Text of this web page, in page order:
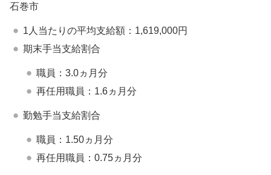
石巻市
1人当たりの平均支給額：1,619,000円
期末手当支給割合
職員：3.0ヵ月分
再任用職員：1.6ヵ月分
勤勉手当支給割合
職員：1.50ヵ月分
再任用職員：0.75ヵ月分